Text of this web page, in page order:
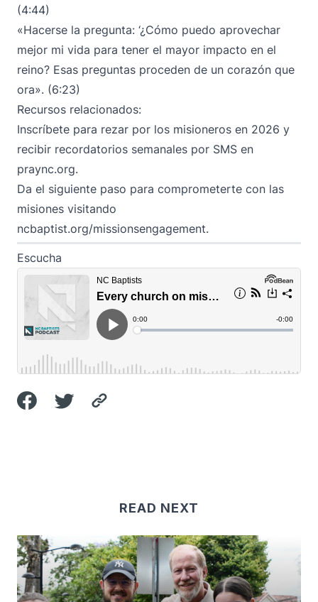
(4:44)
«Hacerse la pregunta: ‘¿Cómo puedo aprovechar
mejor mi vida para tener el mayor impacto en el
reino? Esas preguntas proceden de un corazón que
ora». (6:23)
Recursos relacionados:
Inscríbete para rezar por los misioneros en 2026 y
recibir recordatorios semanales por SMS en
praync.org.
Da el siguiente paso para comprometerte con las
misiones visitando
ncbaptist.org/missionsengagement.
Escucha
READ NEXT